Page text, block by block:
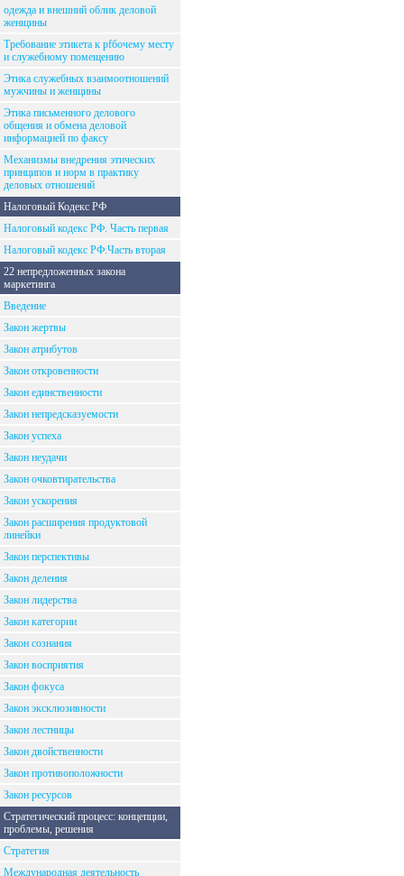
одежда и внешний облик деловой
женщины
Требование этикета к рfбочему месту
и служебному помещению
Этика служебных взаимоотношений
мужчины и женщины
Этика письменного делового
общения и обмена деловой
информацией по факсу
Механизмы внедрения этических
принципов и норм в практику
деловых отношений
Налоговый Кодекс РФ
Налоговый кодекс РФ. Часть первая
Налоговый кодекс РФ.Часть вторая
22 непредложенных закона
маркетинга
Введение
Закон жертвы
Закон атрибутов
Закон откровенности
Закон единственности
Закон непредсказуемости
Закон успеха
Закон неудачи
Закон очковтирательства
Закон ускорения
Закон расширения продуктовой
линейки
Закон перспективы
Закон деления
Закон лидерства
Закон категории
Закон сознания
Закон восприятия
Закон фокуса
Закон эксклюзивности
Закон лестницы
Закон двойственности
Закон противоположности
Закон ресурсов
Стратегический процесс: концепции,
проблемы, решения
Стратегия
Международная деятельность